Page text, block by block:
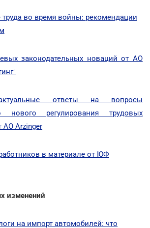
труда во время войны: рекомендации
законодательных новаций от АО
ответы на вопросы
нового регулирования трудовых
АО Arzinger
в материале от ЮФ
изменений
на импорт автомобилей: что